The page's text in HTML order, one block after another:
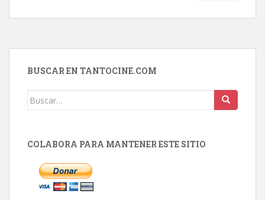
BUSCAR EN TANTOCINE.COM
Buscar:
COLABORA PARA MANTENER ESTE SITIO